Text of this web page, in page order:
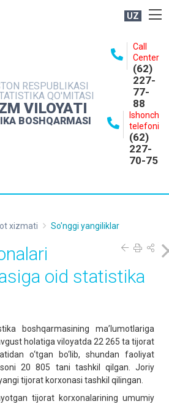
UZ
RESPUBLIKASI
QO'MITASI
VILOYATI
BOSHQARMASI
Call
Center
(62)
227-
77-
88
Ishonch
telefoni
(62)
227-
70-75
NASHRLAR
XIZMATLAR
XIZMATI
xizmati So'nggi yangiliklar
oid statistika
boshqarmasining ma’lumotlariga
holatiga viloyatda 22 265 ta tijorat
o‘tgan bo‘lib, shundan faoliyat
soni 20 805 tani tashkil qilgan. Joriy
tijorat korxonasi tashkil qilingan.
tijorat korxonalarining umumiy